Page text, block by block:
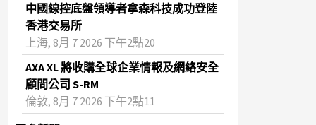
中國線控底盤領導者拿森科技成功登陸
香港交易所
上海, 8月 7 2026 下午2點20
AXA XL 將收購全球企業情報及網絡安全
顧問公司 S-RM
倫敦, 8月 7 2026 下午2點11